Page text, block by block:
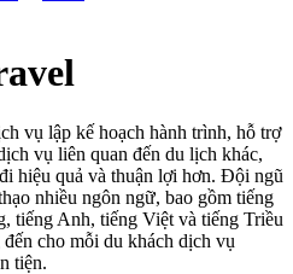
vụ lập kế hoạch hành trình, hỗ trợ
vụ liên quan đến du lịch khác,
hiệu quả và thuận lợi hơn. Đội ngũ
nhiều ngôn ngữ, bao gồm tiếng
tiếng Anh, tiếng Việt và tiếng Triều
cho mỗi du khách dịch vụ
tiện.